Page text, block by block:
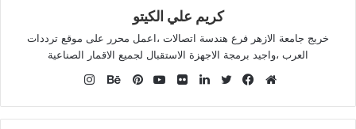
كريم علي الكيتو
خريج جامعة الازهر فرع هندسة اتصالات ،اعمل محرر على موقع ترددات
العرب ،واجيد برمجة الاجهزة الاستقبال لجميع الاقمار الصناعية
الويب
من